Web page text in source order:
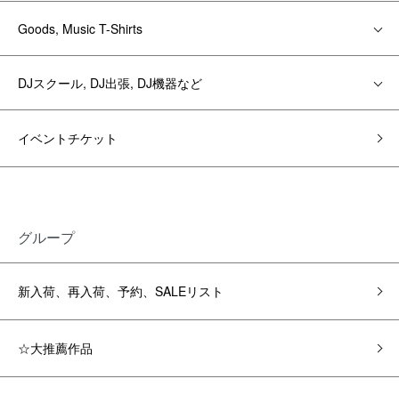
Goods, Music T-Shirts
DJスクール, DJ出張, DJ機器など
イベントチケット
グループ
新入荷、再入荷、予約、SALEリスト
☆大推薦作品